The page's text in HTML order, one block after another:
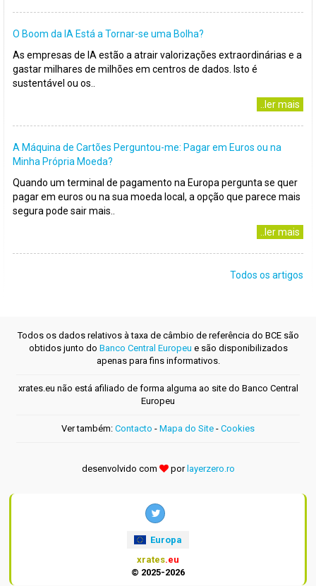
O Boom da IA Está a Tornar-se uma Bolha?
As empresas de IA estão a atrair valorizações extraordinárias e a
gastar milhares de milhões em centros de dados. Isto é
sustentável ou os..
..ler mais
A Máquina de Cartões Perguntou-me: Pagar em Euros ou na
Minha Própria Moeda?
Quando um terminal de pagamento na Europa pergunta se quer
pagar em euros ou na sua moeda local, a opção que parece mais
segura pode sair mais..
..ler mais
Todos os artigos
Todos os dados relativos à taxa de câmbio de referência do BCE são
obtidos junto do Banco Central Europeu e são disponibilizados
apenas para fins informativos.
xrates.eu não está afiliado de forma alguma ao site do Banco Central
Europeu
Ver também: Contacto - Mapa do Site - Cookies
desenvolvido com por layerzero.ro
Europa
xrates.eu
© 2025-2026